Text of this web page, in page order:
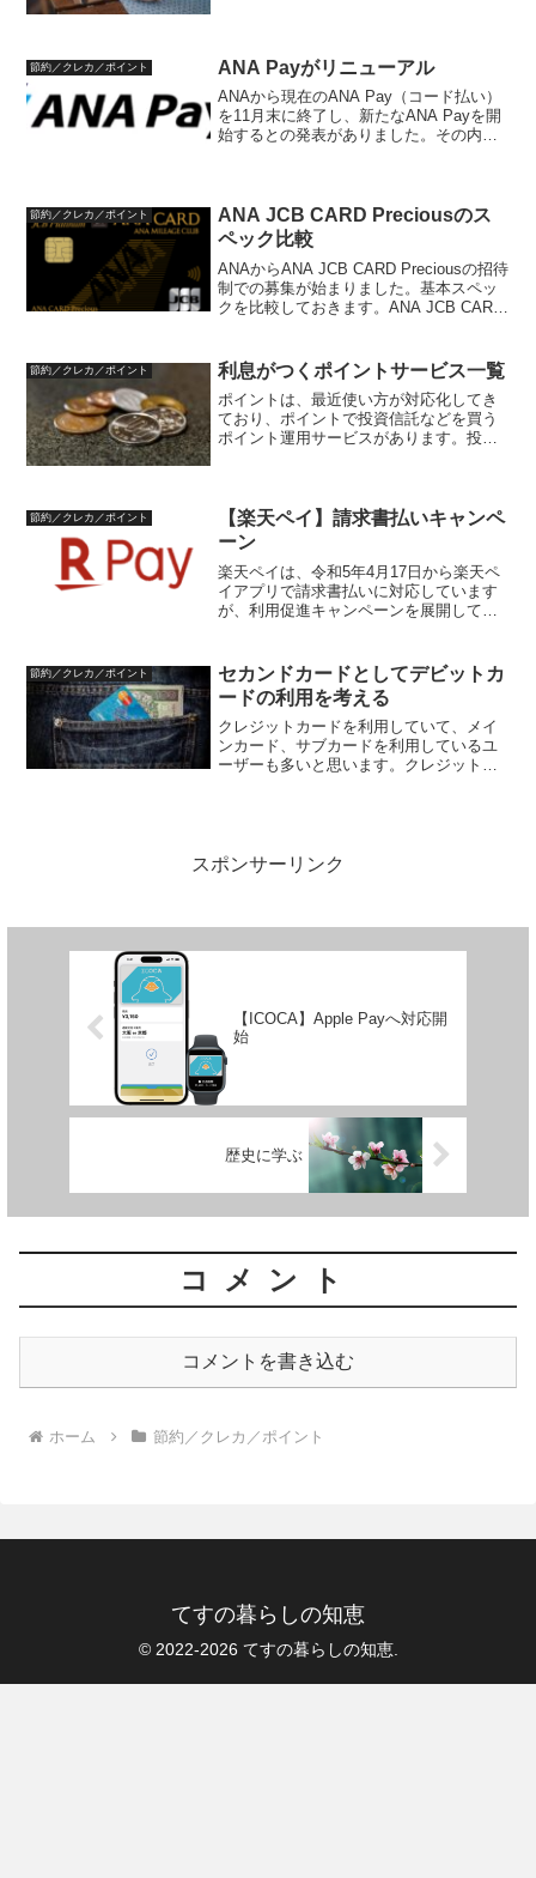
も出てきています。この内容...
節約／クレカ／ポイント ANA Payがリニューアル
ANAから現在のANA Pay（コード払い）
を11月末に終了し、新たなANA Payを開
始するとの発表がありました。その内容
節約／クレカ／ポイント
ANA JCB CARD Preciousのス
ペック比較
ANAからANA JCB CARD Preciousの招待
制での募集が始まりました。基本スペッ
クを比較しておきます。ANA JCB CARD
節約／クレカ／ポイント 利息がつくポイントサービス一覧
ポイントは、最近使い方が対応化してき
ており、ポイントで投資信託などを買う
ポイント運用サービスがあります。投資
に、ノーリスクで、ポイン...
節約／クレカ／ポイント
【楽天ペイ】請求書払いキャンペ
ーン
楽天ペイは、令和5年4月17日から楽天ペ
イアプリで請求書払いに対応しています
が、利用促進キャンペーンを展開してい
に対応しています。これにより、地方
税、国民保険料、電...
節約／クレカ／ポイント
セカンドカードとしてデビットカ
ードの利用を考える
クレジットカードを利用していて、メイ
ンカード、サブカードを利用しているユ
ーザーも多いと思います。クレジットカ
スポンサーリンク
【ICOCA】Apple Payへ対応開
始
歴史に学ぶ
コメント
コメントを書き込む
ホーム 節約／クレカ／ポイント
てすの暮らしの知恵
© 2022-2026 てすの暮らしの知恵.